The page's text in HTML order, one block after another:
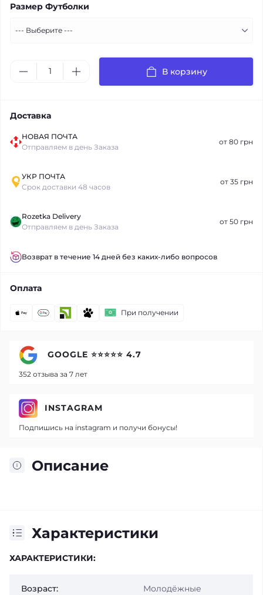
Размер Футболки
В корзину
Доставка
НОВАЯ ПОЧТА
Отправляем в день Заказа
от 80 грн
УКР ПОЧТА
Срок доставки 48 часов
от 35 грн
Rozetka Delivery
Отправляем в день Заказа
от 50 грн
Возврат в течение 14 дней без каких-либо вопросов
Оплата
При получении
Описание
Характеристики
ХАРАКТЕРИСТИКИ:
Возраст: Молодёжные
GOOGLE ⭐⭐⭐⭐⭐ 4.7
352 отзыва за 7 лет
INSTAGRAM
Подпишись на instagram и получи бонусы!